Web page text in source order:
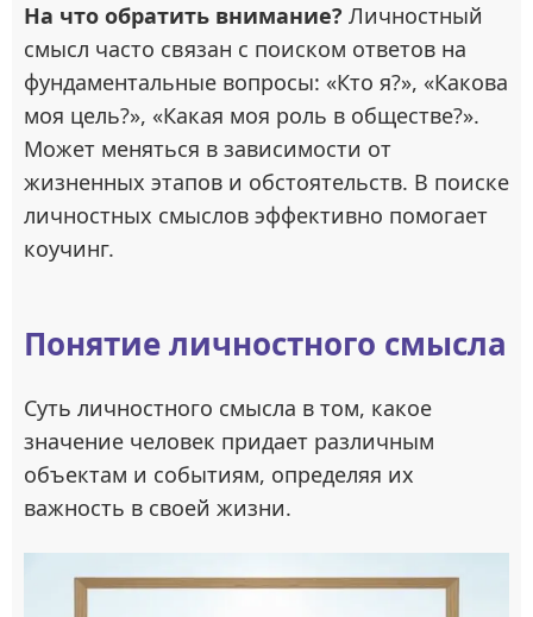
На что обратить внимание? Личностный
смысл часто связан с поиском ответов на
фундаментальные вопросы: «Кто я?», «Какова
моя цель?», «Какая моя роль в обществе?».
Может меняться в зависимости от
жизненных этапов и обстоятельств. В поиске
личностных смыслов эффективно помогает
коучинг.
Понятие личностного смысла
Суть личностного смысла в том, какое
значение человек придает различным
объектам и событиям, определяя их
важность в своей жизни.